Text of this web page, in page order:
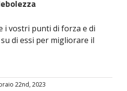
i vostri punti di forza e di
di essi per migliorare il
22nd, 2023